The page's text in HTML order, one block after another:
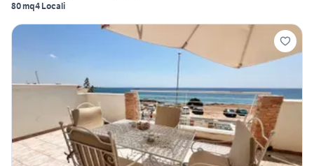
80 mq4 Locali